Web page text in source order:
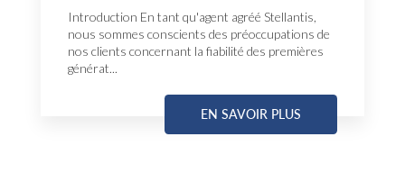
Introduction En tant qu'agent agréé Stellantis,
nous sommes conscients des préoccupations de
nos clients concernant la fiabilité des premières
générat...
EN SAVOIR PLUS